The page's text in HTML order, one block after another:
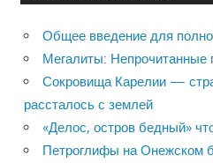
Общее введение для
Мегалиты: Непрочитанные
Сокровища Карелии —
рассталось с землей
«Делос, остров бедный»
Петроглифы на Онежском